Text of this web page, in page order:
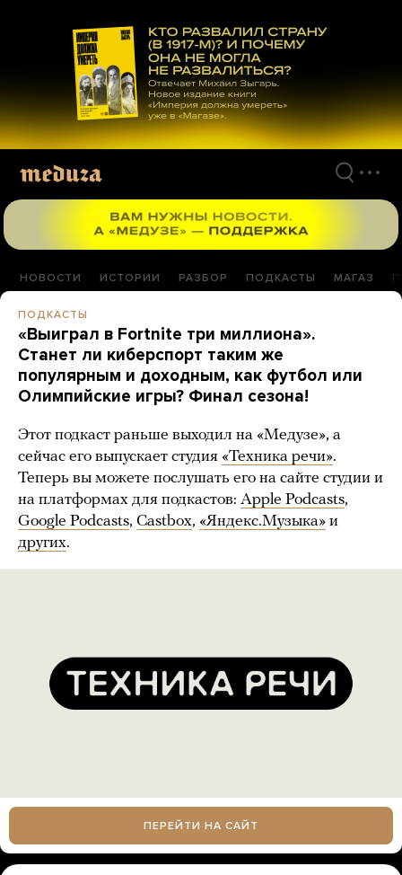
материалам
НОВОСТИ ИСТОРИИ РАЗБОР ПОДКАСТЫ МАГАЗ
ПОДКАСТЫ
«Выиграл в Fortnite три миллиона».
Станет ли киберспорт таким же
популярным и доходным, как футбол или
Олимпийские игры? Финал сезона!
Этот подкаст раньше выходил на «Медузе», а
сейчас его выпускает студия «Техника речи».
Теперь вы можете послушать его на сайте студии и
на платформах для подкастов: Apple Podcasts,
Google Podcasts, Castbox, «Яндекс.Музыка» и
других.
ПЕРЕЙТИ НА САЙТ